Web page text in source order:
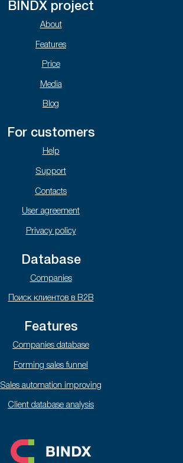
BINDX project
About
Features
Price
Media
Blog
For customers
Help
Support
Contacts
User agreement
Privacy policy
Database
Companies
Поиск клиентов в B2B
Features
Companies database
Forming sales funnel
Sales automation improving
Client database analysis